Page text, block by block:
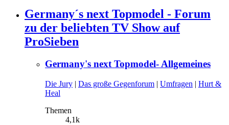
Germany´s next Topmodel - Forum
zu der beliebten TV Show auf
ProSieben
Germany's next Topmodel- Allgemeines
Die Jury | Das große Gegenforum | Umfragen | Hurt &
Heal
Themen
4,1k